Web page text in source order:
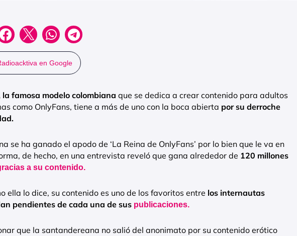
en Google
la famosa modelo colombiana que se dedica a crear contenido para adultos
como OnlyFans, tiene a más de uno con la boca abierta por su derroche
se ha ganado el apodo de ‘La Reina de OnlyFans’ por lo bien que le va en
de hecho, en una entrevista reveló que gana alrededor de 120 millones
a su contenido.
ella lo dice, su contenido es uno de los favoritos entre los internautas
pendientes de cada una de sus publicaciones.
que la santandereana no salió del anonimato por su contenido erótico